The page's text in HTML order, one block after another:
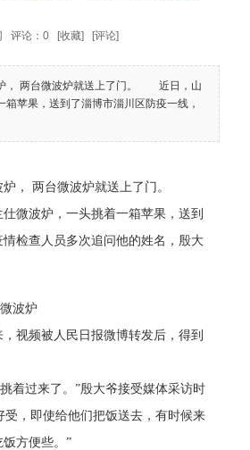
评论： 0 [收藏] [评论]
， 两台微波炉就送上了门。 近日，山
苹果，送到了淄博市淄川区防疫一线，
两台微波炉就送上了门。
微波炉，一头挑着一箱苹果，送到
检查人员多次追问他的姓名，殷大
波炉
视频被人民日报微博转发后，得到
过来了。”殷大爷接受媒体采访时
，即使给他们把饭送去，有时候来
方便些。”